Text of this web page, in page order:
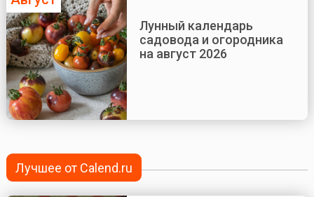
Лунный календарь
садовода и огородника
на август 2026
Лучшее от Calend.ru